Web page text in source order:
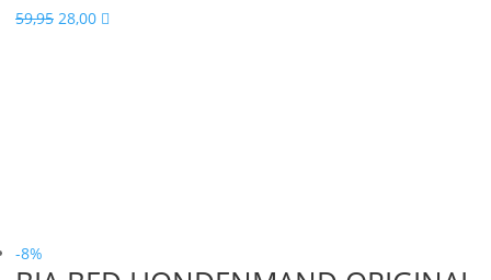
59,95 Oorspronkelijke
28,00Huidige

-8%